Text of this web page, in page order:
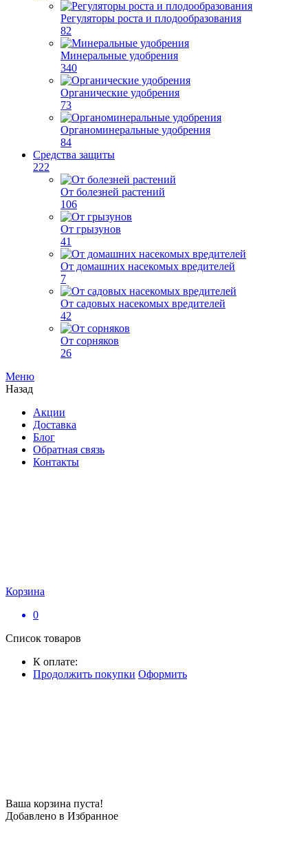
Регуляторы роста и плодообразования
82
Минеральные удобрения
340
Органические удобрения
73
Органоминеральные удобрения
84
Средства защиты
222
От болезней растений
106
От грызунов
41
От домашних насекомых вредителей
7
От садовых насекомых вредителей
42
От сорняков
26
Меню
Назад
Акции
Доставка
Блог
Обратная связь
Контакты
Корзина
0
Список товаров
К оплате:
Продолжить покупки Оформить
Ваша корзина пуста!
Добавлено в Избранное